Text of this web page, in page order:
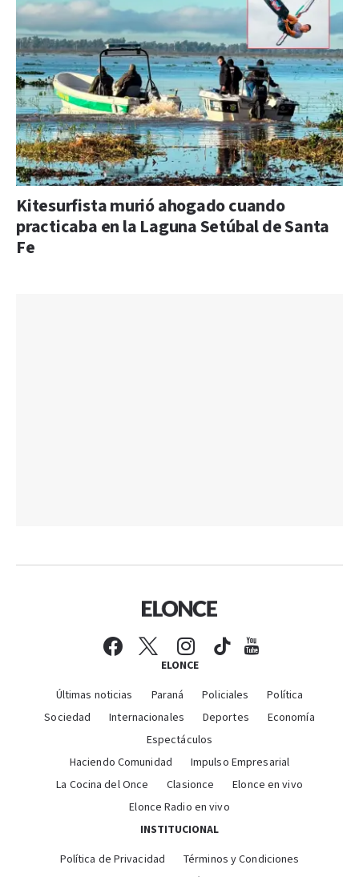
Kitesurfista murió ahogado cuando
practicaba en la Laguna Setúbal de Santa
Fe
ELONCE
Últimas noticias Paraná Policiales
Política
Sociedad
Internacionales Deportes
Economía
Espectáculos
Haciendo Comunidad
Impulso Empresarial
La Cocina del Once
Clasionce
Elonce en vivo
Elonce Radio en vivo
INSTITUCIONAL
Política de Privacidad
Términos y Condiciones